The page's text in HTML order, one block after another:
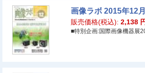
画像ラボ 2015年12
販売価格(税込): 2,138
■特別企画:国際画像機器展